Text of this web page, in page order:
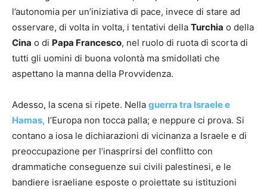
l’autonomia per un’iniziativa di pace, invece di stare ad
osservare, di volta in volta, i tentativi della Turchia o della
Cina o di Papa Francesco, nel ruolo di ruota di scorta di
tutti gli uomini di buona volontà ma smidollati che
aspettano la manna della Provvidenza.
Adesso, la scena si ripete. Nella guerra tra Israele e
Hamas, l’Europa non tocca palla; e neppure ci prova. Si
contano a iosa le dichiarazioni di vicinanza a Israele e di
preoccupazione per l’inasprirsi del conflitto con
drammatiche conseguenze sui civili palestinesi, e le
bandiere israeliane esposte o proiettate su istituzioni